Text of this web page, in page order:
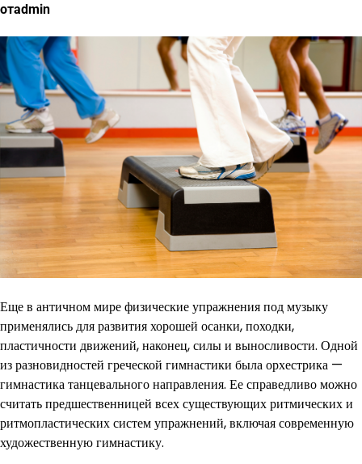
отadmin
Еще в античном мире физические упражнения под музыку
применялись для развития хорошей осанки, походки,
пластичности движений, наконец, силы и выносливости. Одной
из разновидностей греческой гимнастики была орхестрика —
гимнастика танцевального направления. Ее справедливо можно
считать предшественницей всех существующих ритмических и
ритмопластических систем упражнений, включая современную
художественную гимнастику.